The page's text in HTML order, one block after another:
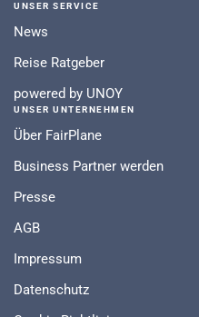
UNSER SERVICE
News
Reise Ratgeber
powered by UNOY
UNSER UNTERNEHMEN
Über FairPlane
Business Partner werden
Presse
AGB
Impressum
Datenschutz